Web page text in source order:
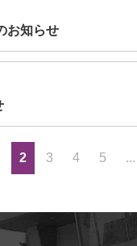
お知らせ
2 3 4 5 ...